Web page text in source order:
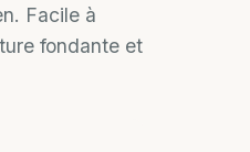
Facile à
fondante et